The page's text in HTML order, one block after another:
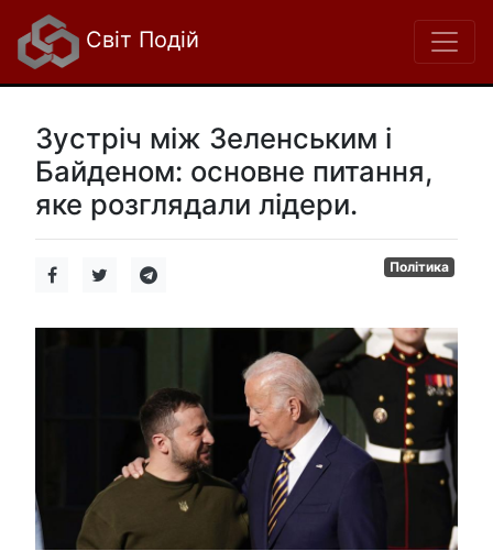
Світ Подій
Зустріч між Зеленським і
Байденом: основне питання,
яке розглядали лідери.
Політика